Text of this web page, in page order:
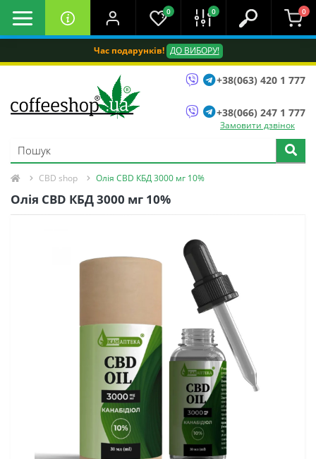
Час подарунків! ДО ВИБОРУ!
0 0 0
+38(063) 420 1 777
+38(066) 247 1 777
Замовити дзвінок
CBD shop Олія CBD КБД 3000 мг 10%
Олія CBD КБД 3000 мг 10%